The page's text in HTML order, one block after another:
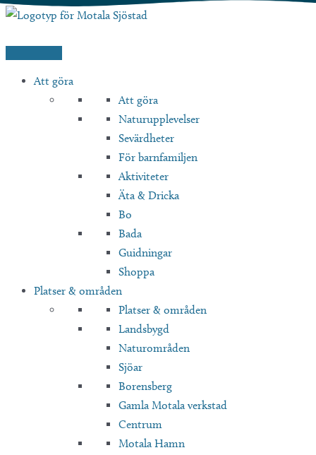
Hoppa
Att göra
Att göra
Naturupplevelser
Sevärdheter
För barnfamiljen
Aktiviteter
Äta & Dricka
Bo
Bada
Guidningar
Shoppa
Platser & områden
Platser & områden
Landsbygd
Naturområden
Sjöar
Borensberg
Gamla Motala verkstad
Centrum
Motala Hamn